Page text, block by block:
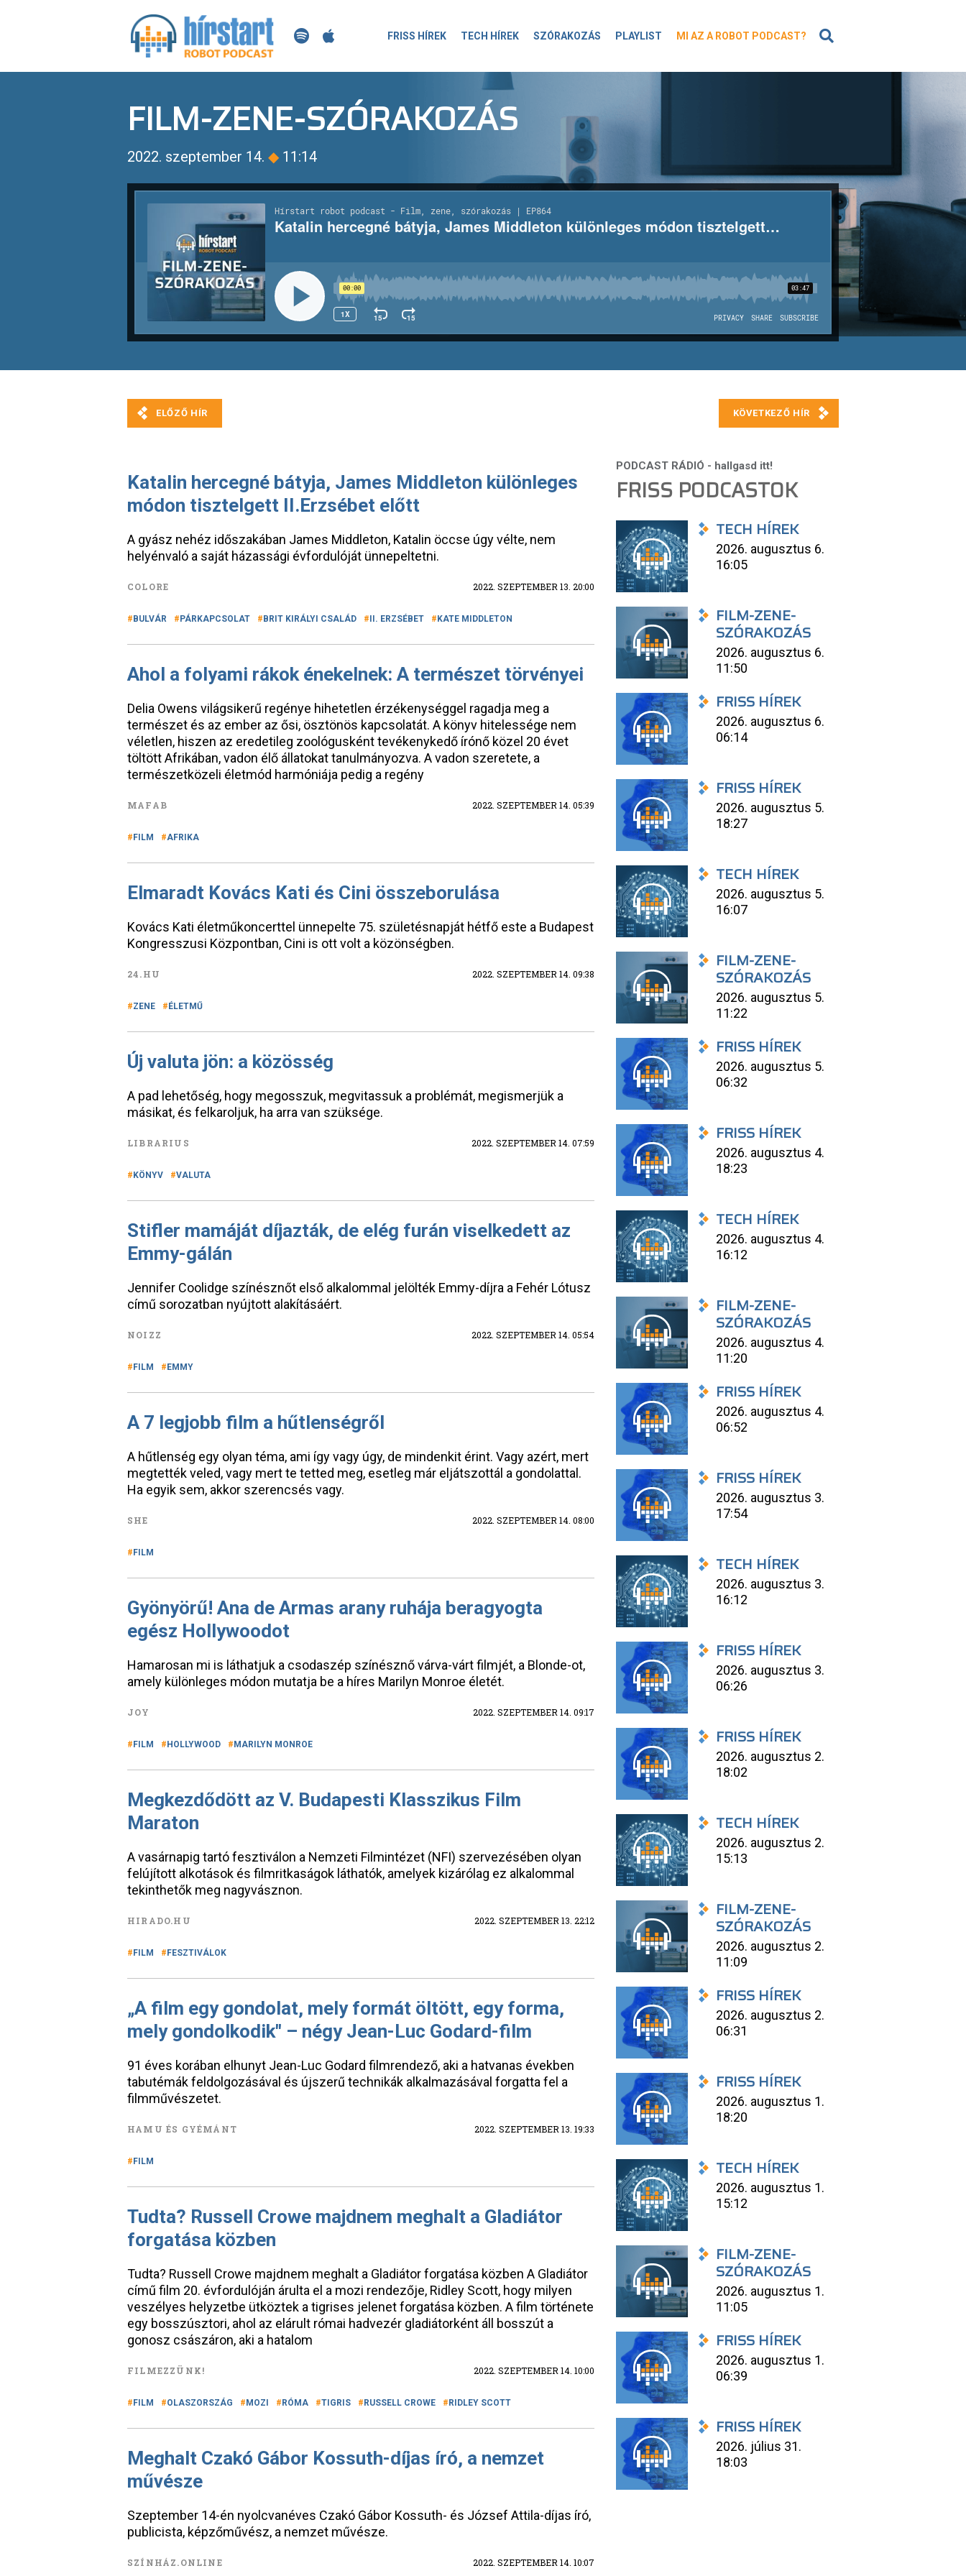
FRISS HÍREK TECH HÍREK SZÓRAKOZÁS PLAYLIST MI AZ A ROBOT PODCAST?
FILM-ZENE-SZÓRAKOZÁS
2022. szeptember 14. ◆ 11:14
Katalin hercegné bátyja, James Middleton különleges
módon tisztelgett II.Erzsébet előtt
A gyász nehéz időszakában James Middleton, Katalin öccse úgy vélte, nem
helyénvaló a saját házassági évfordulóját ünnepeltetni.
COLORE 2022. SZEPTEMBER 13. 20:00
BULVÁR PÁRKAPCSOLAT BRIT KIRÁLYI CSALÁD II. ERZSÉBET KATE MIDDLETON
Ahol a folyami rákok énekelnek: A természet törvényei
Delia Owens világsikerű regénye hihetetlen érzékenységgel ragadja meg a
természet és az ember az ősi, ösztönös kapcsolatát. A könyv hitelessége nem
véletlen, hiszen az eredetileg zoológusként tevékenykedő írónő közel 20 évet
töltött Afrikában, vadon élő állatokat tanulmányozva. A vadon szeretete, a
természetközeli életmód harmóniája pedig a regény
MAFAB 2022. SZEPTEMBER 14. 05:39
FILM AFRIKA
Elmaradt Kovács Kati és Cini összeborulása
Kovács Kati életműkoncerttel ünnepelte 75. születésnapját hétfő este a Budapest
Kongresszusi Központban, Cini is ott volt a közönségben.
24.HU 2022. SZEPTEMBER 14. 09:38
ZENE ÉLETMŰ
Új valuta jön: a közösség
A pad lehetőség, hogy megosszuk, megvitassuk a problémát, megismerjük a
másikat, és felkaroljuk, ha arra van szüksége.
LIBRARIUS 2022. SZEPTEMBER 14. 07:59
KÖNYV VALUTA
Stifler mamáját díjazták, de elég furán viselkedett az
Emmy-gálán
Jennifer Coolidge színésznőt első alkalommal jelölték Emmy-díjra a Fehér Lótusz
című sorozatban nyújtott alakításáért.
NOIZZ 2022. SZEPTEMBER 14. 05:54
FILM EMMY
A 7 legjobb film a hűtlenségről
A hűtlenség egy olyan téma, ami így vagy úgy, de mindenkit érint. Vagy azért, mert
megtették veled, vagy mert te tetted meg, esetleg már eljátszottál a gondolattal.
Ha egyik sem, akkor szerencsés vagy.
SHE 2022. SZEPTEMBER 14. 08:00
FILM
Gyönyörű! Ana de Armas arany ruhája beragyogta
egész Hollywoodot
Hamarosan mi is láthatjuk a csodaszép színésznő várva-várt filmjét, a Blonde-ot,
amely különleges módon mutatja be a híres Marilyn Monroe életét.
JOY 2022. SZEPTEMBER 14. 09:17
FILM HOLLYWOOD MARILYN MONROE
Megkezdődött az V. Budapesti Klasszikus Film
Maraton
A vasárnapig tartó fesztiválon a Nemzeti Filmintézet (NFI) szervezésében olyan
felújított alkotások és filmritkaságok láthatók, amelyek kizárólag ez alkalommal
tekinthetők meg nagyvásznon.
HIRADO.HU 2022. SZEPTEMBER 13. 22:12
FILM FESZTIVÁLOK
„A film egy gondolat, mely formát öltött, egy forma,
mely gondolkodik" – négy Jean-Luc Godard-film
91 éves korában elhunyt Jean-Luc Godard filmrendező, aki a hatvanas években
tabutémák feldolgozásával és újszerű technikák alkalmazásával forgatta fel a
filmművészetet.
HAMU ÉS GYÉMÁNT 2022. SZEPTEMBER 13. 19:33
FILM
Tudta? Russell Crowe majdnem meghalt a Gladiátor
forgatása közben
Tudta? Russell Crowe majdnem meghalt a Gladiátor forgatása közben A Gladiátor
című film 20. évfordulóján árulta el a mozi rendezője, Ridley Scott, hogy milyen
veszélyes helyzetbe ütköztek a tigrises jelenet forgatása közben. A film története
egy bosszúsztori, ahol az elárult római hadvezér gladiátorként áll bosszút a
gonosz császáron, aki a hatalom
FILMEZZÜNK! 2022. SZEPTEMBER 14. 10:00
FILM OLASZORSZÁG MOZI RÓMA TIGRIS RUSSELL CROWE RIDLEY SCOTT
Meghalt Czakó Gábor Kossuth-díjas író, a nemzet
művésze
Szeptember 14-én nyolcvanéves Czakó Gábor Kossuth- és József Attila-díjas író,
publicista, képzőművész, a nemzet művésze.
SZÍNHÁZ.ONLINE 2022. SZEPTEMBER 14. 10:07
FRISS PODCASTOK
TECH HÍREK
2026. augusztus 6.
16:05
FILM-ZENE-
SZÓRAKOZÁS
2026. augusztus 6.
11:50
FRISS HÍREK
2026. augusztus 6.
06:14
FRISS HÍREK
2026. augusztus 5.
18:27
TECH HÍREK
2026. augusztus 5.
16:07
FILM-ZENE-
SZÓRAKOZÁS
2026. augusztus 5.
11:22
FRISS HÍREK
2026. augusztus 5.
06:32
FRISS HÍREK
2026. augusztus 4.
18:23
TECH HÍREK
2026. augusztus 4.
16:12
FILM-ZENE-
SZÓRAKOZÁS
2026. augusztus 4.
11:20
FRISS HÍREK
2026. augusztus 4.
06:52
FRISS HÍREK
2026. augusztus 3.
17:54
TECH HÍREK
2026. augusztus 3.
16:12
FRISS HÍREK
2026. augusztus 3.
06:26
FRISS HÍREK
2026. augusztus 2.
18:02
TECH HÍREK
2026. augusztus 2.
15:13
FILM-ZENE-
SZÓRAKOZÁS
2026. augusztus 2.
11:09
FRISS HÍREK
2026. augusztus 2.
06:31
FRISS HÍREK
2026. augusztus 1.
18:20
TECH HÍREK
2026. augusztus 1.
15:12
FILM-ZENE-
SZÓRAKOZÁS
2026. augusztus 1.
11:05
FRISS HÍREK
2026. augusztus 1.
06:39
FRISS HÍREK
2026. július 31.
18:03